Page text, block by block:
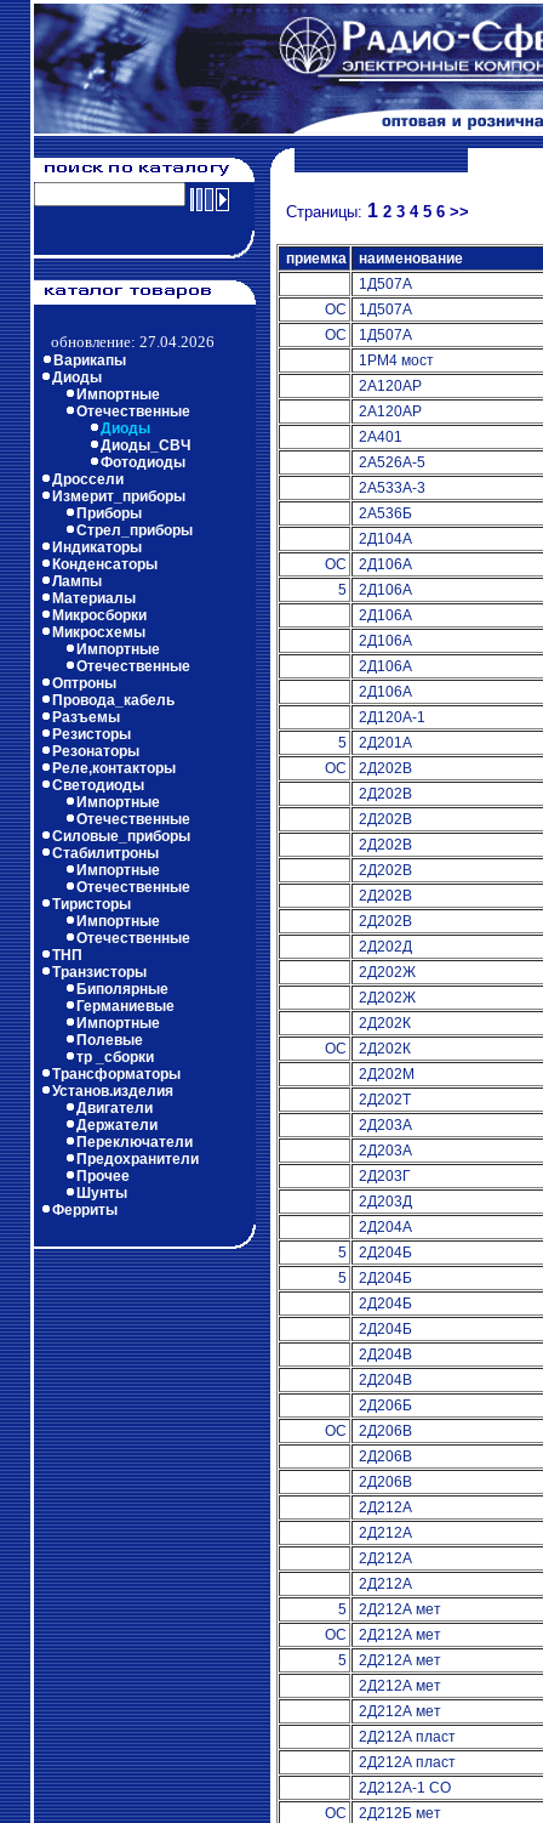
обновление: 27.04.2026
Варикапы
Диоды
Импортные
Отечественные
Диоды
Диоды_СВЧ
Фотодиоды
Дроссели
Измерит_приборы
Приборы
Стрел_приборы
Индикаторы
Конденсаторы
Лампы
Материалы
Микросборки
Микросхемы
Импортные
Отечественные
Оптроны
Провода_кабель
Разъемы
Резисторы
Резонаторы
Реле,контакторы
Светодиоды
Импортные
Отечественные
Силовые_приборы
Стабилитроны
Импортные
Отечественные
Тиристоры
Импортные
Отечественные
ТНП
Транзисторы
Биполярные
Германиевые
Импортные
Полевые
тр _сборки
Трансформаторы
Установ.изделия
Двигатели
Держатели
Переключатели
Предохранители
Прочее
Шунты
Ферриты
Страницы: 1 2 3 4 5 6 >>
приемка
наименование
1Д507А
ОС
1Д507А
ОС
1Д507А
1РМ4 мост
2А120АР
2А120АР
2А401
2А526А-5
2А533А-3
2А536Б
2Д104А
ОС
2Д106А
5
2Д106А
2Д106А
2Д106А
2Д106А
2Д106А
2Д120А-1
5
2Д201А
ОС
2Д202В
2Д202В
2Д202В
2Д202В
2Д202В
2Д202В
2Д202В
2Д202Д
2Д202Ж
2Д202Ж
2Д202К
ОС
2Д202К
2Д202М
2Д202Т
2Д203А
2Д203А
2Д203Г
2Д203Д
2Д204А
5
2Д204Б
5
2Д204Б
2Д204Б
2Д204Б
2Д204В
2Д204В
2Д206Б
ОС
2Д206В
2Д206В
2Д206В
2Д212А
2Д212А
2Д212А
2Д212А
5
2Д212А мет
ОС
2Д212А мет
5
2Д212А мет
2Д212А мет
2Д212А мет
2Д212А пласт
2Д212А пласт
2Д212А-1 СО
ОС
2Д212Б мет